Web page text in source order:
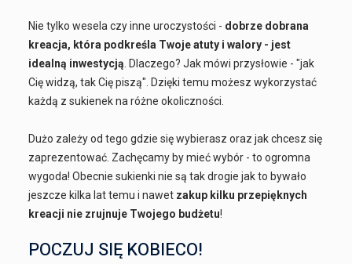
Nie tylko wesela czy inne uroczystości - dobrze dobrana
kreacja, która podkreśla Twoje atuty i walory - jest
idealną inwestycją. Dlaczego? Jak mówi przysłowie - "jak
Cię widzą, tak Cię piszą". Dzięki temu możesz wykorzystać
każdą z sukienek na różne okoliczności.
Dużo zależy od tego gdzie się wybierasz oraz jak chcesz się
zaprezentować. Zachęcamy by mieć wybór - to ogromna
wygoda! Obecnie sukienki nie są tak drogie jak to bywało
jeszcze kilka lat temu i nawet zakup kilku przepięknych
kreacji nie zrujnuje Twojego budżetu!
POCZUJ SIĘ KOBIECO!